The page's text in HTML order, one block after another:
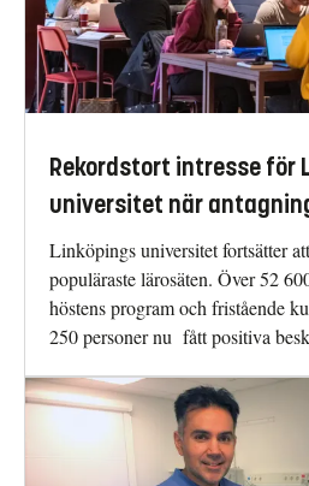
Rekordstort intresse för
universitet när
Linköpings universitet fortsätter
populäraste lärosäten. Över 52
höstens program och fristående
250 personer nu fått positiva